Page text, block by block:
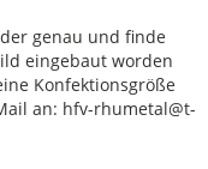
genau und finde
eingebaut worden
Konfektionsgröße
an: hfv-rhumetal@t-